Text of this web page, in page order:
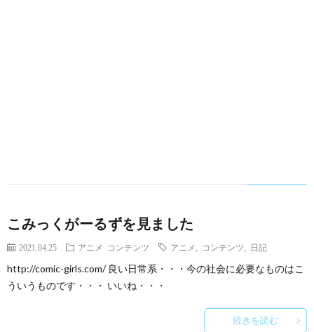
こみっくがーるずを見ました
2021.04.25 アニメ コンテンツ アニメ コンテンツ 日記
http://comic-girls.com/ 良い日常系・・・今の社会に必要なものはこ
ういうものです・・・ いいね・・・
続きを読む